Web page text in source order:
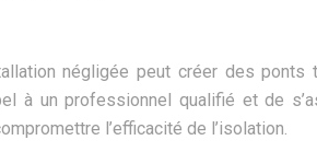
négligée peut créer des
un professionnel qualifié et de
l’efficacité de l’isolation.